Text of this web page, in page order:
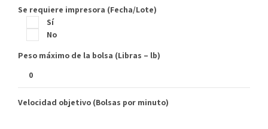
Se requiere impresora (Fecha/Lote)
Sí
No
Peso máximo de la bolsa (Libras – lb)
Velocidad objetivo (Bolsas por minuto)